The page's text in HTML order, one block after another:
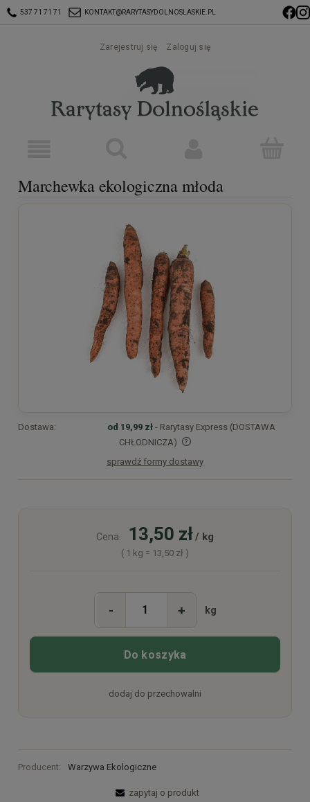
537 71 71 71 KONTAKT@RARYTASYDOLNOSLASKIE.PL
Zarejestruj się Zaloguj się
Marchewka ekologiczna młoda
Dostawa: od 19,99 zł - Rarytasy Express (DOSTAWA
CHŁODNICZA)
Cena nie zawiera ewentualnych kosztów płatności
sprawdź formy dostawy
Cena: 13,50 zł/ kg
( 1 kg = 13,50 zł )
- + kg
Do koszyka
dodaj do przechowalni
Producent: Warzywa Ekologiczne
zapytaj o produkt